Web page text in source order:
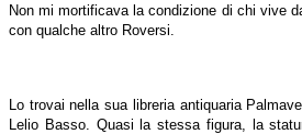
Non mi mortificava la condizione di chi vive
con qualche altro Roversi.
Lo trovai nella sua libreria antiquaria
Lelio Basso. Quasi la stessa figura, la